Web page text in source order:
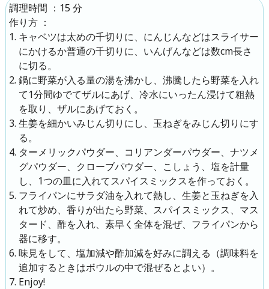
調理時間 ： 15 分
作り方
：
キャベツは太めの千切りに、にんじんなどはスライサー
にかけるか普通の千切りに、いんげんなどは数cm長さ
に切る。
鍋に野菜が入る量の湯を沸かし、沸騰したら野菜を入れ
て1分間ゆでてザルにあげ、冷水にいったん浸けて粗熱
を取り、ザルにあげておく。
生姜を細かいみじん切りにし、玉ねぎをみじん切りにす
る。
ターメリックパウダー、コリアンダーパウダー、ナツメ
グパウダー、クローブパウダー、こしょう、塩を計量
し、1つの皿に入れてスパイスミックスを作っておく。
フライパンにサラダ油を入れて熱し、生姜と玉ねぎを入
れて炒め、香りが出たら野菜、スパイスミックス、マス
タード、酢を入れ、素早く全体を混ぜ、フライパンから
器に移す。
味見をして、塩加減や酢加減を好みに調える（調味料を
追加するときはボウルの中で混ぜるとよい）。
Enjoy!